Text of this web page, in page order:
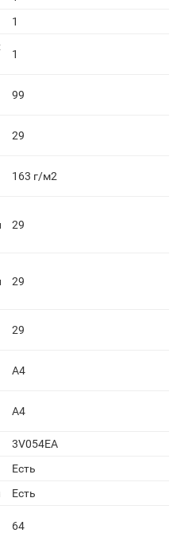
1
1
99
29
163 г/м2
29
29
29
A4
A4
3V054EA
Есть
Есть
64